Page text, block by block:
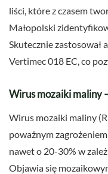
liści, które z czasem
Małopolski
Skutecznie zastosował
Vertimec 018 EC, co
Wirus mozaiki maliny
Wirus mozaiki maliny
poważnym
nawet o 20-30% w
Objawia się